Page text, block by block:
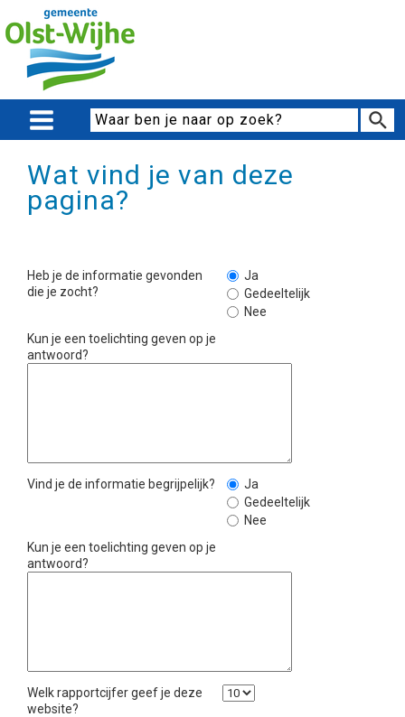
Wat vind je van deze
pagina?
Heb je de informatie gevonden
die je zocht?
Ja
Gedeeltelijk
Nee
Kun je een toelichting geven op je
antwoord?
Vind je de informatie begrijpelijk?
Ja
Gedeeltelijk
Nee
Kun je een toelichting geven op je
antwoord?
Welk rapportcijfer geef je deze
website?